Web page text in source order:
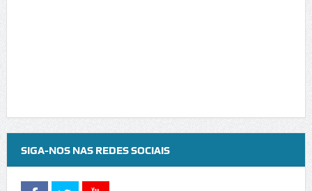
SIGA-NOS NAS REDES SOCIAIS